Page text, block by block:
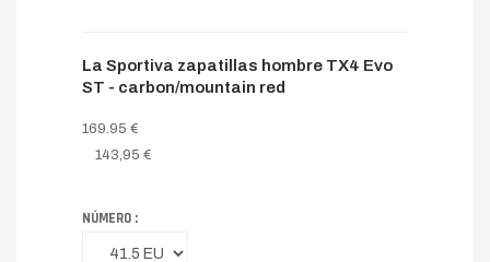
La Sportiva zapatillas hombre TX4 Evo
ST - carbon/mountain red
169.95 €
143,95 €
NÚMERO :